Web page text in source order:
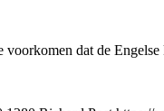
dat de